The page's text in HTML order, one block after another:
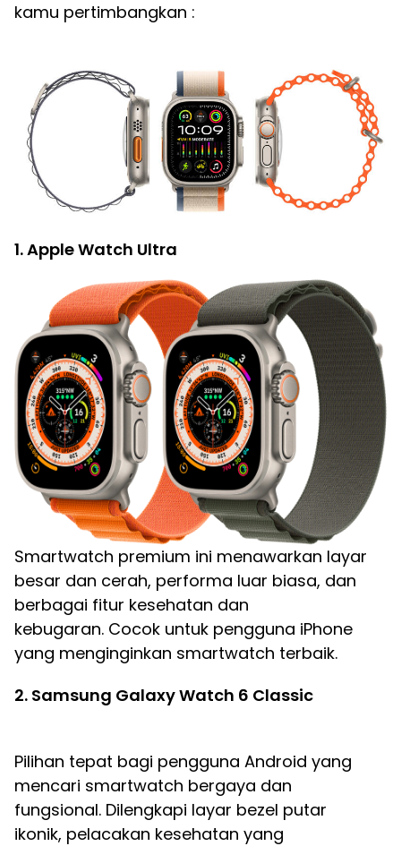
kamu pertimbangkan :
1. Apple Watch Ultra
Smartwatch premium ini menawarkan layar
besar dan cerah, performa luar biasa, dan
berbagai fitur kesehatan dan
kebugaran. Cocok untuk pengguna iPhone
yang menginginkan smartwatch terbaik.
2. Samsung Galaxy Watch 6 Classic
Pilihan tepat bagi pengguna Android yang
mencari smartwatch bergaya dan
fungsional. Dilengkapi layar bezel putar
ikonik, pelacakan kesehatan yang